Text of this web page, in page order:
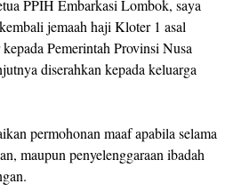
PPIH Embarkasi Lombok, saya
jemaah haji Kloter 1 asal
Pemerintah Provinsi Nusa
diserahkan kepada keluarga
permohonan maaf apabila selama
maupun penyelenggaraan ibadah